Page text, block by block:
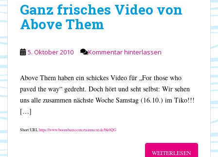
Ganz frisches Video von
Above Them
5. Oktober 2010 Kommentar hinterlassen
Above Them haben ein schickes Video für „For those who
paved the way“ gedreht. Doch hört und seht selbst: Wir sehen
uns alle zusammen nächste Woche Samstag (16.10.) im Tiko!!!
[…]
Short URLhttps://www.boombatzeentertainment.de/bk6QG
WEITERLESEN